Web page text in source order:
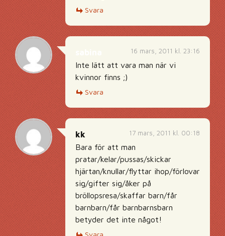
Svara
16 mars, 2011 kl. 23:16
Inte lätt att vara man när vi
kvinnor finns ;)
Svara
17 mars, 2011 kl. 00:18
kk
Bara för att man
pratar/kelar/pussas/skickar
hjärtan/knullar/flyttar ihop/förlovar
sig/gifter sig/åker på
bröllopsresa/skaffar barn/får
barnbarn/får barnbarnsbarn
betyder det inte något!
Svara